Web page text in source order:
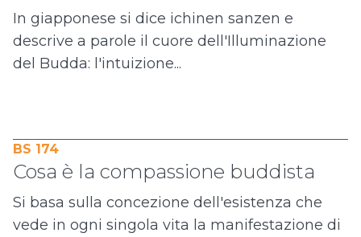
In giapponese si dice ichinen sanzen e
descrive a parole il cuore dell'Illuminazione
del Budda: l'intuizione...
BS 174
Cosa è la compassione buddista
Si basa sulla concezione dell'esistenza che
vede in ogni singola vita la manifestazione di